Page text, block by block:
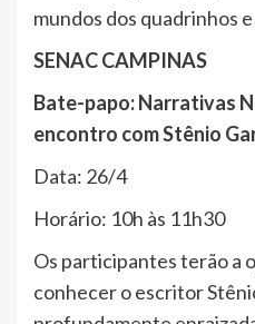
mundos dos quadrinhos
SENAC CAMPINAS
Bate-papo: Narrativas
encontro com Stênio
Data: 26/4
Horário: 10h às 11h30
Os participantes terão a
conhecer o escritor